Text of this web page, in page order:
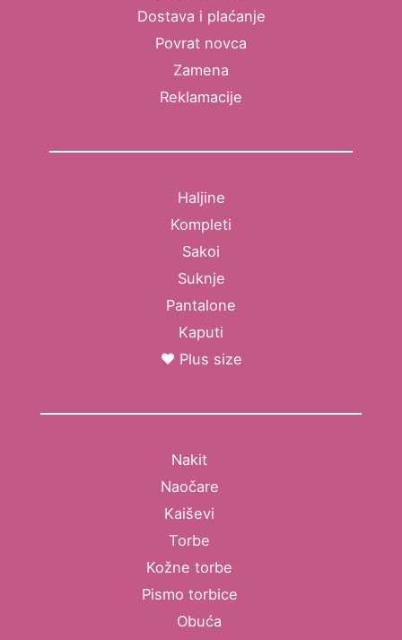
Dostava i plaćanje
Povrat novca
Zamena
Reklamacije
Haljine
Kompleti
Sakoi
Suknje
Pantalone
Kaputi
Plus size
Nakit
Naočare
Kaiševi
Torbe
Kožne torbe
Pismo torbice
Obuća